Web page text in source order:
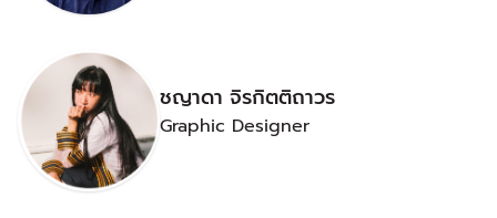
ชญาดา จิรกิตติถาวร
Graphic Designer